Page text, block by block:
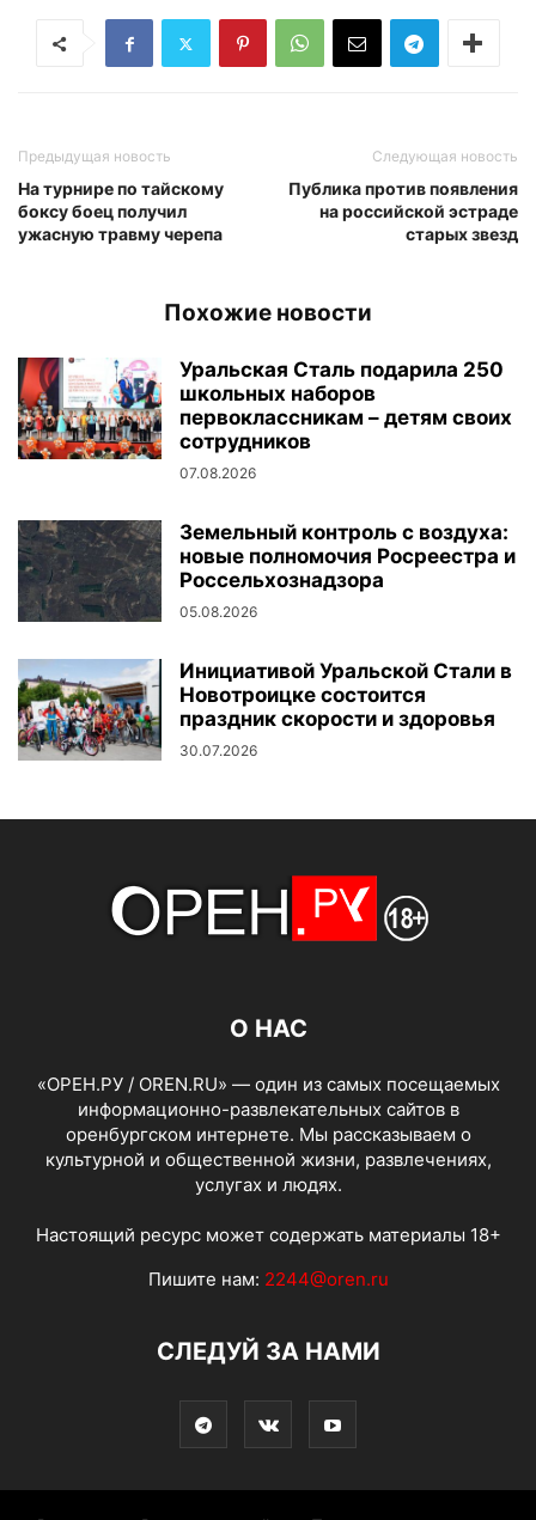
Предыдущая новость
На турнире по тайскому
боксу боец получил
ужасную травму черепа
Следующая новость
Публика против появления
на российской эстраде
старых звезд
Похожие новости
Уральская Сталь подарила 250
школьных наборов
первоклассникам – детям своих
сотрудников
07.08.2026
Земельный контроль с воздуха:
новые полномочия Росреестра и
Россельхознадзора
05.08.2026
Инициативой Уральской Стали в
Новотроицке состоится
праздник скорости и здоровья
30.07.2026
О НАС
«ОРЕН.РУ / OREN.RU» — один из самых посещаемых
информационно-развлекательных сайтов в
оренбургском интернете. Мы рассказываем о
культурной и общественной жизни, развлечениях,
услугах и людях.
Настоящий ресурс может содержать материалы 18+
Пишите нам: 2244@oren.ru
СЛЕДУЙ ЗА НАМИ